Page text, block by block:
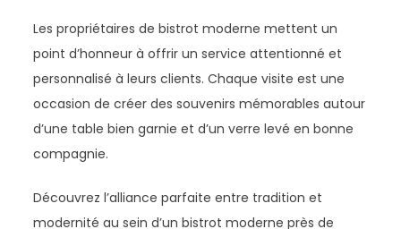
Les propriétaires de bistrot moderne mettent un
point d’honneur à offrir un service attentionné et
personnalisé à leurs clients. Chaque visite est une
occasion de créer des souvenirs mémorables autour
d’une table bien garnie et d’un verre levé en bonne
compagnie.
Découvrez l’alliance parfaite entre tradition et
modernité au sein d’un bistrot moderne près de